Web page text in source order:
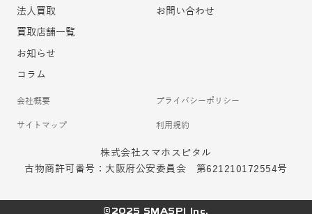
法人買取
買取店舗一覧
お知らせ
コラム
お問い合わせ
会社概要 プライバシーポリシー
サイトマップ 利用規約
株式会社スマホスピタル
古物商許可番号：大阪府公安委員会 第621210172554号
©2025 SMASPI Inc.